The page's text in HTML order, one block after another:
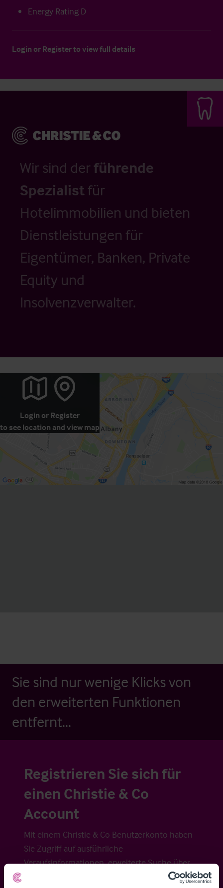
Energy Rating D
Login or Registerto view full details
Wir sind der führende
Spezialistfür
Hotelimmobilien und bieten
Dienstleistungen für
Eigentümer, Banken, Private
Equity und
Insolvenzverwalter.
Login or Register
to see location and view map
Sie sind nur wenige Klicks von
den erweiterten Funktionen
entfernt...
Registrieren Sie sich für
einen Christie & Co
Account
Mit einem Christie & Co Benutzerkonto haben
Sie Zugriff auf ausführliche
Veraufsinformationen, erweiterte Suche über